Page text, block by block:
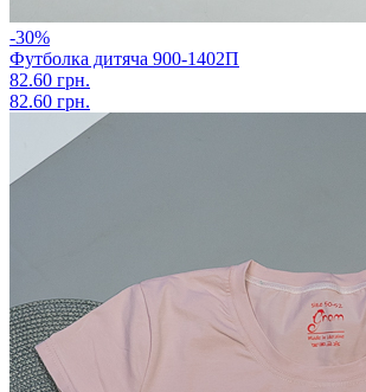
-30%
Футболка дитяча 900-1402П
82.60 грн.
82.60 грн.